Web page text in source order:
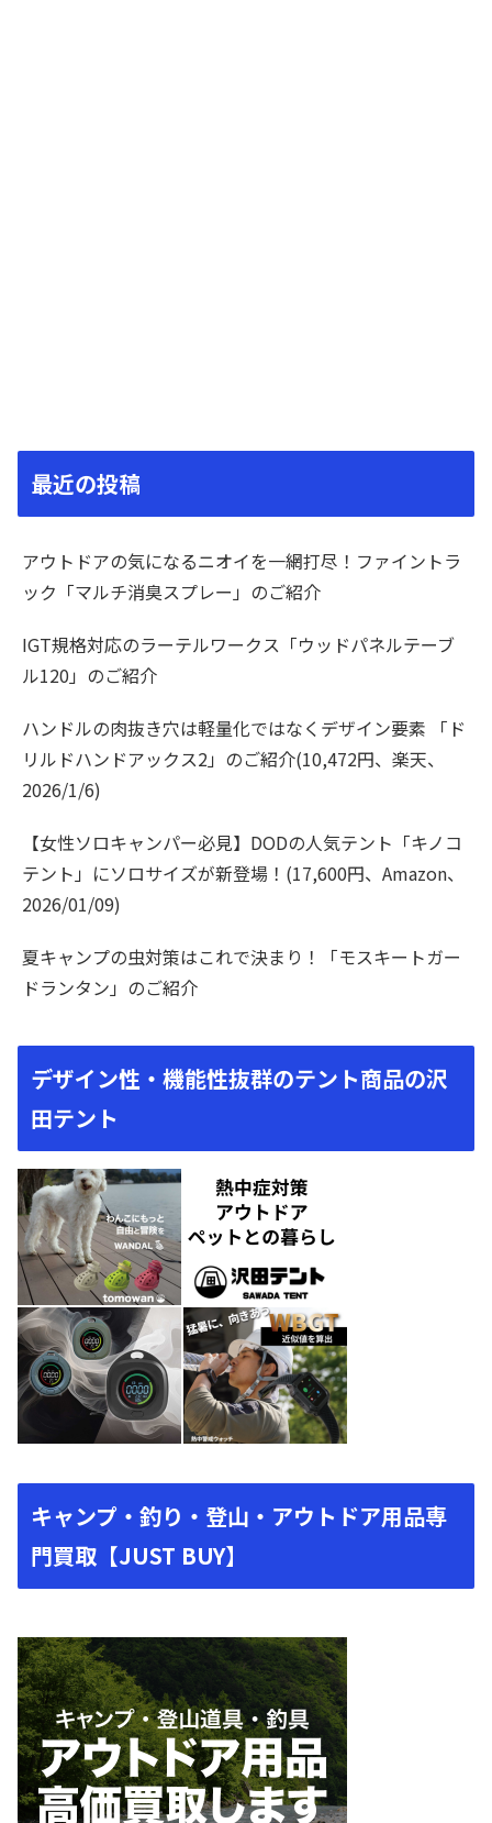
最近の投稿
アウトドアの気になるニオイを一網打尽！ファイントラ
ック「マルチ消臭スプレー」のご紹介
IGT規格対応のラーテルワークス「ウッドパネルテーブ
ル120」のご紹介
ハンドルの肉抜き穴は軽量化ではなくデザイン要素 「ド
リルドハンドアックス2」のご紹介(10,472円、楽天、
2026/1/6)
【女性ソロキャンパー必見】DODの人気テント「キノコ
テント」にソロサイズが新登場！(17,600円、Amazon、
2026/01/09)
夏キャンプの虫対策はこれで決まり！「モスキートガー
ドランタン」のご紹介
デザイン性・機能性抜群のテント商品の沢
田テント
キャンプ・釣り・登山・アウトドア用品専
門買取【JUST BUY】